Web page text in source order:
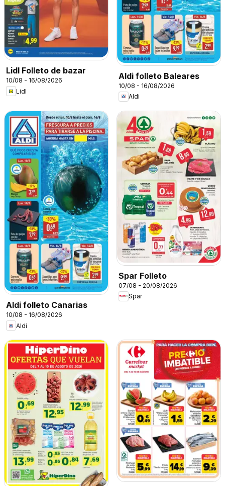
Lidl Folleto de bazar
10/08 - 16/08/2026
Lidl
Aldi folleto Baleares
10/08 - 16/08/2026
Aldi
Aldi folleto Canarias
10/08 - 16/08/2026
Aldi
Spar Folleto
07/08 - 20/08/2026
Spar